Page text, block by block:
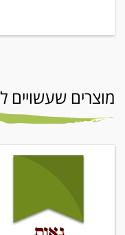
מוצרים שעשויים